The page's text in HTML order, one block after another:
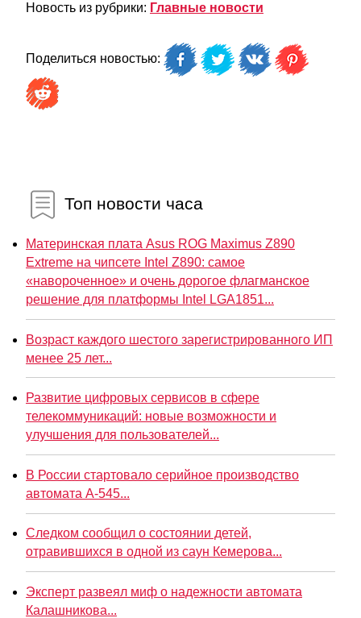
Новость из рубрики: Главные новости
Поделиться новостью:
Топ новости часа
Материнская плата Asus ROG Maximus Z890
Extreme на чипсете Intel Z890: самое
«навороченное» и очень дорогое флагманское
решение для платформы Intel LGA1851...
Возраст каждого шестого зарегистрированного ИП
менее 25 лет...
Развитие цифровых сервисов в сфере
телекоммуникаций: новые возможности и
улучшения для пользователей...
В России стартовало серийное производство
автомата А-545...
Следком сообщил о состоянии детей,
отравившихся в одной из саун Кемерова...
Эксперт развеял миф о надежности автомата
Калашникова...